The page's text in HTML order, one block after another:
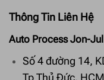
Thông Tin Liên Hệ
Auto Process Jon-
Số 4 đường 14,
Tp Thủ Đức, HCM